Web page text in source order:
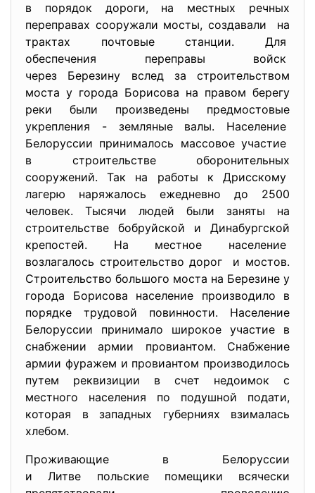
в порядок дороги, на местных речных
переправах сооружали мосты, создавали на
трактах почтовые станции. Для
обеспечения переправы войск
через Березину вслед за строительством
моста у города Борисова на правом берегу
реки были произведены предмостовые
укрепления - земляные валы. Население
Белоруссии принималось массовое участие
в строительстве оборонительных
сооружений. Так на работы к Дрисскому
лагерю наряжалось ежедневно до 2500
человек. Тысячи людей были заняты на
строительстве бобруйской и Динабургской
крепостей. На местное население
возлагалось строительстводорог и мостов.
Строительство большого моста на Березине у
города Борисова население производило в
порядке трудовой повинности. Население
Белоруссии принимало широкое участие в
снабжении армии провиантом. Снабжение
армии фуражем и провиантом производилось
путем реквизиции в счет недоимок с
местного населения по подушной подати,
которая в западных губерниях взималась
хлебом.
Проживающие в Белоруссии
и Литве польские помещики всячески